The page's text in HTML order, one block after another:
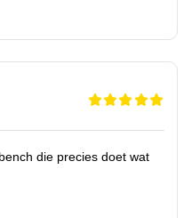
die precies doet wat